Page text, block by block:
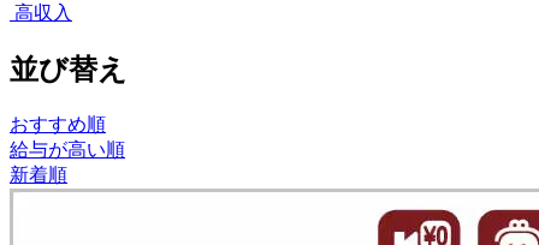
高収入
並び替え
おすすめ順
給与が高い順
新着順